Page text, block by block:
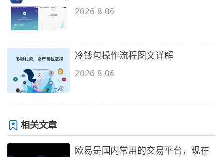
2026-8-06
冷钱包操作流程图文详解
2026-8-06
相关文章
欧易是国内常用的交易平台，现在